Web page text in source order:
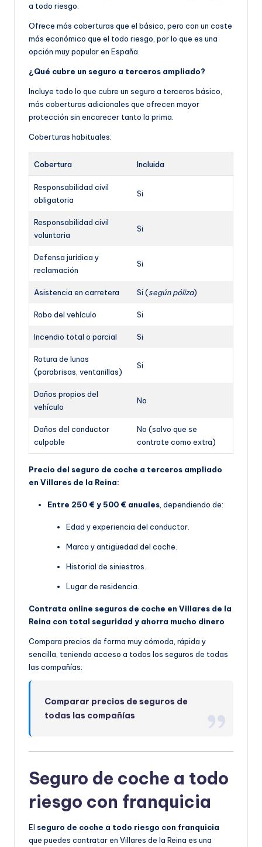
a todo riesgo.
Ofrece más coberturas que el básico, pero con un coste
más económico que el todo riesgo, por lo que es una
opción muy popular en España.
¿Qué cubre un seguro a terceros ampliado?
Incluye todo lo que cubre un seguro a terceros básico,
más coberturas adicionales que ofrecen mayor
protección sin encarecer tanto la prima.
Coberturas habituales:
Cobertura Incluida
Responsabilidad civil
obligatoria
Si
Responsabilidad civil
voluntaria
Si
Defensa jurídica y
reclamación
Si
Asistencia en carretera Si (según póliza)
Robo del vehículo Si
Incendio total o parcial Si
Rotura de lunas
(parabrisas, ventanillas)
Si
Daños propios del
vehículo
No
Daños del conductor
culpable
No (salvo que se
contrate como extra)
Precio del seguro de coche a terceros ampliado
en Villares de la Reina:
Entre 250 € y 500 € anuales , dependiendo de:
Edad y experiencia del conductor.
Marca y antigüedad del coche.
Historial de siniestros.
Lugar de residencia.
Contrata online seguros de coche en Villares de la
Reina con total seguridad y ahorra mucho dinero
Compara precios de forma muy cómoda, rápida y
sencilla, teniendo acceso a todos los seguros de todas
las compañías:
Comparar precios de seguros de
todas las compañías
Seguro de coche a todo
riesgo con franquicia
El seguro de coche a todo riesgo con franquicia
que puedes contratar en Villares de la Reina es una